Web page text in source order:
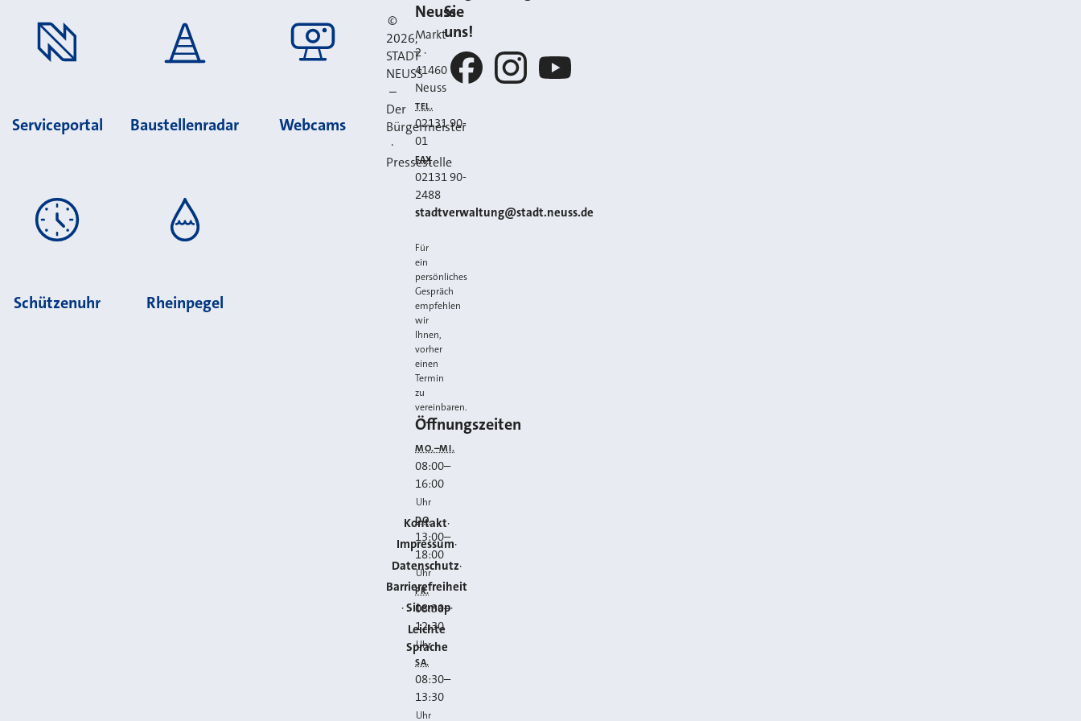
Serviceportal Baustellenradar Webcams
Schützenuhr Rheinpegel
©
2026,
STADT
NEUSS
–
Der
Bürgermeister
·
Pressestelle
Kontakt
Impressum
Datenschutz
Barrierefreiheit
Sitemap
Leichte
Sprache
Neuss
Markt
2 ·
41460
Neuss
TEL.
02131 90-
01
FAX
02131 90-
2488
E-MAIL
stadtverwaltung@stadt.neuss.de
Für
ein
persönliches
Gespräch
empfehlen
wir
Ihnen,
vorher
einen
Termin
zu
vereinbaren.
Öffnungszeiten
MO.–MI.
08:00–
16:00
Uhr
DO.
13:00–
18:00
Uhr
FR.
08:30–
12:30
Uhr
SA.
08:30–
13:30
Uhr
Sie
uns!